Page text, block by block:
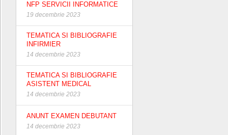
NFP SERVICII INFORMATICE
19 decembrie 2023
TEMATICA SI BIBLIOGRAFIE
INFIRMIER
14 decembrie 2023
TEMATICA SI BIBLIOGRAFIE
ASISTENT MEDICAL
14 decembrie 2023
ANUNT EXAMEN DEBUTANT
14 decembrie 2023